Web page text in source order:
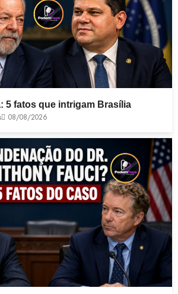
5 fatos que intrigam Brasília
08/08/2026